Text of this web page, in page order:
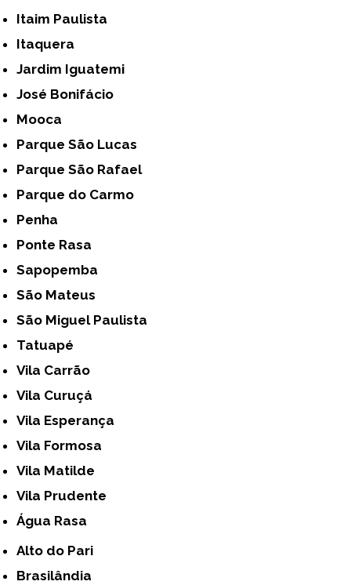
Itaim Paulista
Itaquera
Jardim Iguatemi
José Bonifácio
Mooca
Parque São Lucas
Parque São Rafael
Parque do Carmo
Penha
Ponte Rasa
Sapopemba
São Mateus
São Miguel Paulista
Tatuapé
Vila Carrão
Vila Curuçá
Vila Esperança
Vila Formosa
Vila Matilde
Vila Prudente
Água Rasa
Alto do Pari
Brasilândia